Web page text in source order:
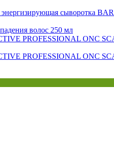
сыворотка
волос 250 мл
PROFESSIONAL ONC
PROFESSIONAL ONC